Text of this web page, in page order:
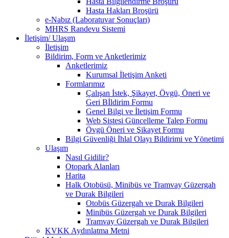
Hasta Hakları Broşürü
e-Nabız (Laboratuvar Sonuçları)
MHRS Randevu Sistemi
İletişim/ Ulaşım
İletişim
Bildirim, Form ve Anketlerimiz
Anketlerimiz
Kurumsal İletişim Anketi
Formlarımız
Çalışan İstek, Şikayet, Övgü, Öneri ve
Geri Bİldirim Formu
Genel Bilgi ve İletişim Formu
Web Sistesi Güncelleme Talep Formu
Övgü Öneri ve Şikayet Formu
Bilgi Güvenliği İhlal Olayı Bildirimi ve Yönetimi
Ulaşım
Nasıl Gidilir?
Otopark Alanları
Harita
Halk Otobüsü, Minibüs ve Tramvay Güzergah
ve Durak Bilgileri
Otobüs Güzergah ve Durak Bilgileri
Minibüs Güzergah ve Durak Bilgileri
Tramvay Güzergah ve Durak Bilgileri
KVKK Aydınlatma Metni